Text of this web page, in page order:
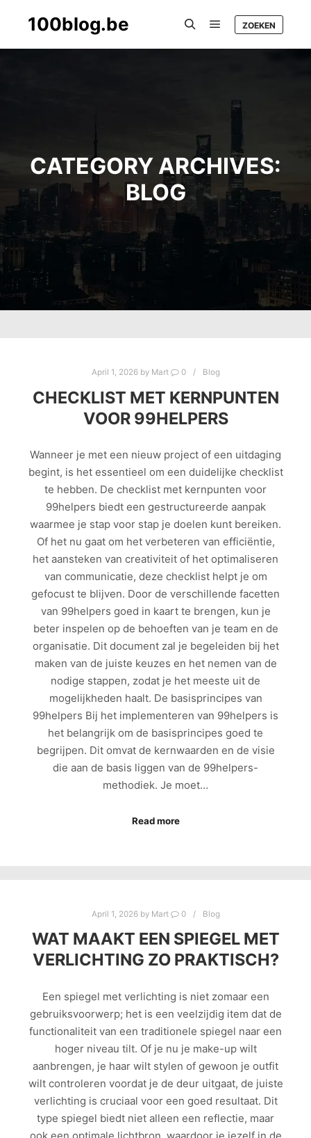
100blog.be ZOEKEN
CATEGORY ARCHIVES:
BLOG
April 1, 2026by Mart 0 Blog
CHECKLIST MET KERNPUNTEN
VOOR 99HELPERS
Wanneer je met een nieuw project of een uitdaging
begint, is het essentieel om een duidelijke checklist
te hebben. De checklist met kernpunten voor
99helpers biedt een gestructureerde aanpak
waarmee je stap voor stap je doelen kunt bereiken.
Of het nu gaat om het verbeteren van efficiëntie,
het aansteken van creativiteit of het optimaliseren
van communicatie, deze checklist helpt je om
gefocust te blijven. Door de verschillende facetten
van 99helpers goed in kaart te brengen, kun je
beter inspelen op de behoeften van je team en de
organisatie. Dit document zal je begeleiden bij het
maken van de juiste keuzes en het nemen van de
nodige stappen, zodat je het meeste uit de
mogelijkheden haalt. De basisprincipes van
99helpers Bij het implementeren van 99helpers is
het belangrijk om de basisprincipes goed te
begrijpen. Dit omvat de kernwaarden en de visie
die aan de basis liggen van de 99helpers-
methodiek. Je moet…
Read more
April 1, 2026by Mart 0 Blog
WAT MAAKT EEN SPIEGEL MET
VERLICHTING ZO PRAKTISCH?
Een spiegel met verlichting is niet zomaar een
gebruiksvoorwerp; het is een veelzijdig item dat de
functionaliteit van een traditionele spiegel naar een
hoger niveau tilt. Of je nu je make-up wilt
aanbrengen, je haar wilt stylen of gewoon je outfit
wilt controleren voordat je de deur uitgaat, de juiste
verlichting is cruciaal voor een goed resultaat. Dit
type spiegel biedt niet alleen een reflectie, maar